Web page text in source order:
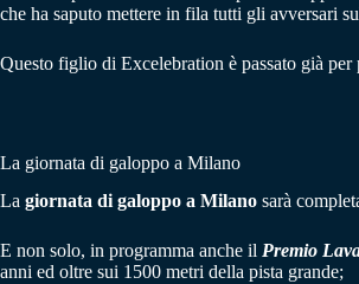
che ha saputo mettere in fila tutti gli avversari
Questo figlio di Excelebration è passato già
La giornata di galoppo a Milano
La giornata di galoppo a Milano sarà
E non solo, in programma anche il Premio
anni ed oltre sui 1500 metri della pista grande;